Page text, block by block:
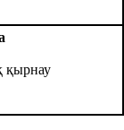
қырнау